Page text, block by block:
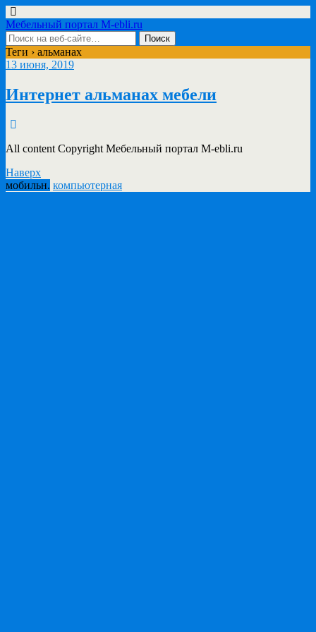
Мебельный портал M-ebli.ru
Теги › альманах
13 июня, 2019
Интернет альманах мебели
All content Copyright Мебельный портал M-ebli.ru
Наверх
мобильн. компьютерная